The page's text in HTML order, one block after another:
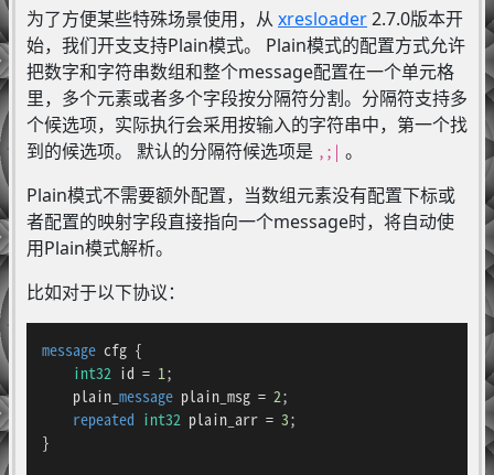
为了方便某些特殊场景使用，从 xresloader2.7.0版本开
始，我们开支支持Plain模式。 Plain模式的配置方式允许
把数字和字符串数组和整个message配置在一个单元格
里，多个元素或者多个字段按分隔符分割。分隔符支持多
个候选项，实际执行会采用按输入的字符串中，第一个找
到的候选项。 默认的分隔符候选项是 ,;| 。
Plain模式不需要额外配置，当数组元素没有配置下标或
者配置的映射字段直接指向一个message时，将自动使
用Plain模式解析。
比如对于以下协议：
message cfg {
int32 id = 1 ;
    plain_
message plain_msg = 2;
repeated int32 plain_arr = 3;
}